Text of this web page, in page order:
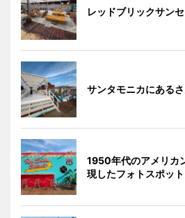
レッドブリックサン
サンタモニカにある
1950年代のアメリカ
現したフォトスポット